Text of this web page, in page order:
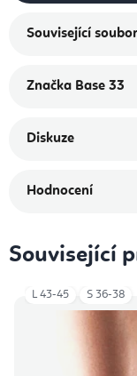
Související
Značka Base 33
Diskuze
Hodnocení
Související
L 43-45 S 36-38